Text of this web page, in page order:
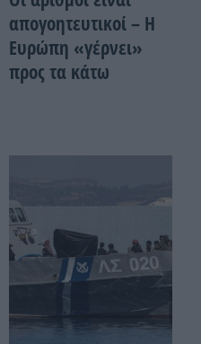
απογοητευτικοί – Η
Ευρώπη «γέρνει»
προς τα κάτω